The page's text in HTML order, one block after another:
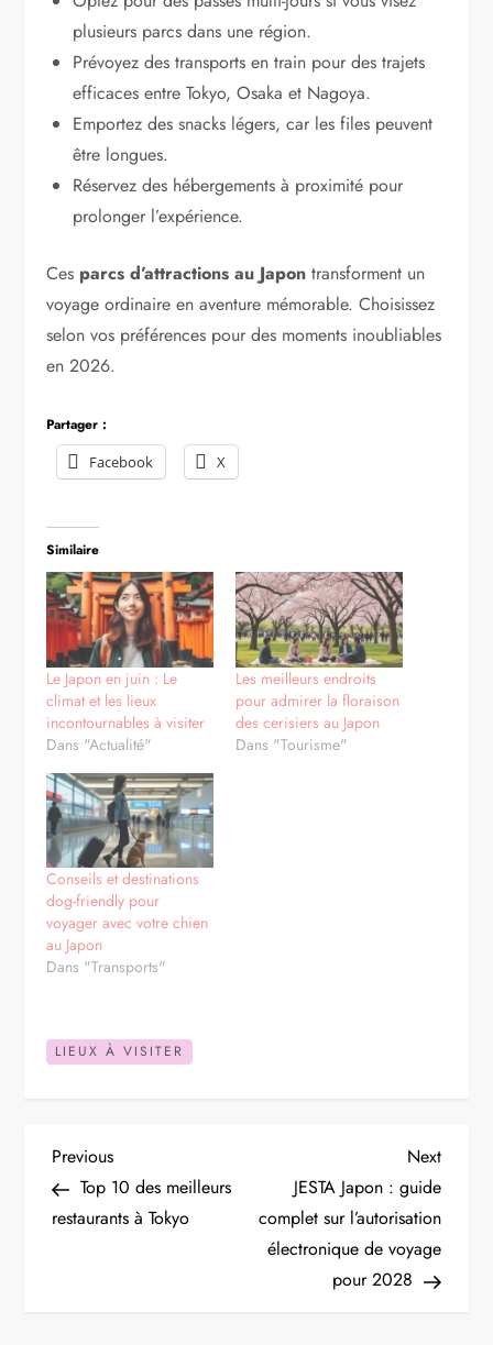
plusieurs parcs dans une région.
Prévoyez des transports en train pour des trajets
efficaces entre Tokyo, Osaka et Nagoya.
Emportez des snacks légers, car les files peuvent
être longues.
Réservez des hébergements à proximité pour
prolonger l’expérience.
Ces parcs d’attractions au Japon transforment un
voyage ordinaire en aventure mémorable. Choisissez
selon vos préférences pour des moments inoubliables
en 2026.
Partager :
Facebook
X
Similaire
Le Japon en juin : Le
climat et les lieux
incontournables à visiter
Dans "Actualité"
Les meilleurs endroits
pour admirer la floraison
des cerisiers au Japon
Dans "Tourisme"
Conseils et destinations
dog-friendly pour
voyager avec votre chien
au Japon
Dans "Transports"
LIEUX À VISITER
N
a
Previous
Post
Previous
Top 10 des meilleurs
restaurants à Tokyo
Next
Post
Next
JESTA Japon : guide
complet sur l’autorisation
électronique de voyage
pour 2028